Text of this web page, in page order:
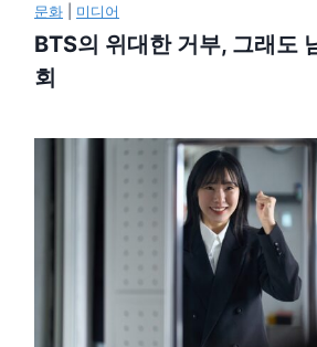
문화 미디어
BTS의 위대한 거부, 그래도
회